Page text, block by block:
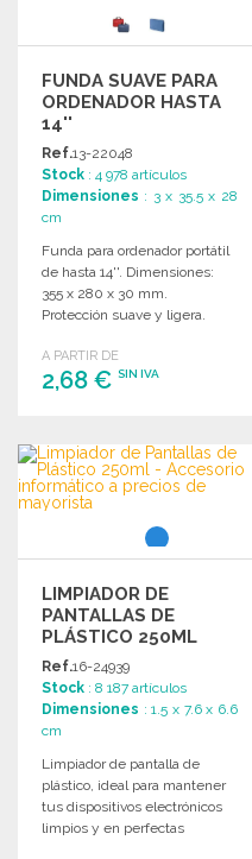
FUNDA SUAVE PARA
ORDENADOR HASTA
14''
Ref.13-22048
Stock : 4 978 artículos
Dimensiones : 3 x 35.5 x 28
cm
Funda para ordenador portátil
de hasta 14''. Dimensiones:
355 x 280 x 30 mm.
Protección suave y ligera.
A PARTIR DE
2,68 € SIN IVA
Solicitar un presupuesto
LIMPIADOR DE
PANTALLAS DE
PLÁSTICO 250ML
Ref.16-24939
Stock : 8 187 artículos
Dimensiones : 1.5 x 7.6 x 6.6
cm
Limpiador de pantalla de
plástico, ideal para mantener
tus dispositivos electrónicos
limpios y en perfectas